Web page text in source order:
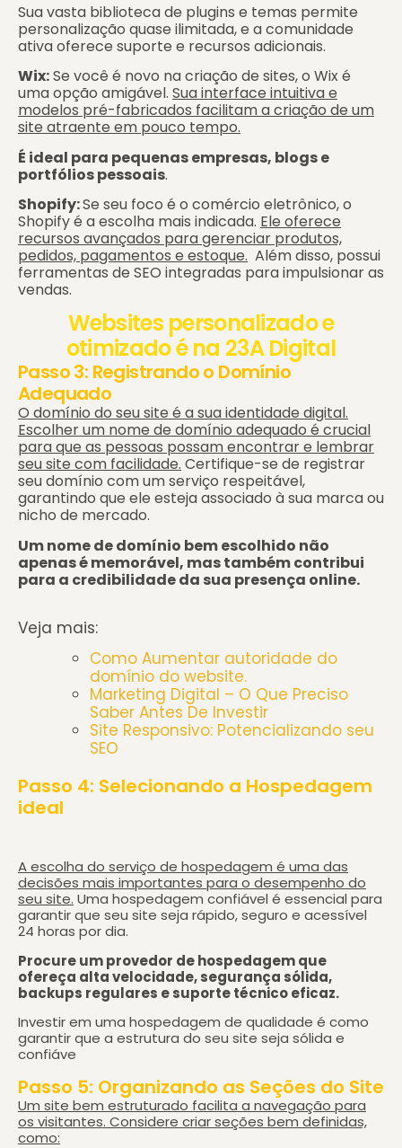
Sua vasta biblioteca de plugins e temas permite
personalização quase ilimitada, e a comunidade
ativa oferece suporte e recursos adicionais.
Wix:Se você é novo na criação de sites, o Wix é
uma opção amigável. Sua interface intuitiva e
modelos pré-fabricados facilitam a criação de um
site atraente em pouco tempo.
É ideal para pequenas empresas, blogs e
portfólios pessoais.
Shopify:Se seu foco é o comércio eletrônico, o
Shopify é a escolha mais indicada. Ele oferece
recursos avançados para gerenciar produtos,
pedidos, pagamentos e estoque. Além disso, possui
ferramentas de SEO integradas para impulsionar as
vendas.
Websites personalizado e
otimizado é na 23A Digital
Passo 3: Registrando o Domínio
Adequado
O domínio do seu site é a sua identidade digital.
Escolher um nome de domínio adequado é crucial
para que as pessoas possam encontrar e lembrar
seu site com facilidade. Certifique-se de registrar
seu domínio com um serviço respeitável,
garantindo que ele esteja associado à sua marca ou
nicho de mercado.
Um nome de domínio bem escolhido não
apenas é memorável, mas também contribui
para a credibilidade da sua presença online.
Veja mais:
Como Aumentar autoridade do
domínio do website.
Marketing Digital – O Que Preciso
Saber Antes De Investir
Site Responsivo: Potencializando seu
SEO
Passo 4: Selecionando a Hospedagem
ideal
A escolha do serviço de hospedagem é uma das
decisões mais importantes para o desempenho do
seu site. Uma hospedagem confiável é essencial para
garantir que seu site seja rápido, seguro e acessível
24 horas por dia.
Procure um provedor de hospedagem que
ofereça alta velocidade, segurança sólida,
backups regulares e suporte técnico eficaz.
Investir em uma hospedagem de qualidade é como
garantir que a estrutura do seu site seja sólida e
confiáve
Passo 5: Organizando as Seções do Site
Um site bem estruturado facilita a navegação para
os visitantes. Considere criar seções bem definidas,
como: